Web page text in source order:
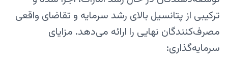
ترکیبی از پتانسیل بالای رشد سرمایه و تقاضای واقعی
مصرف‌کنندگان نهایی را ارائه می‌دهد. مزایای
سرمایه‌گذاری: